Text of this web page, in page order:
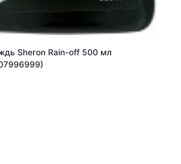
Sheron Rain-off 500 мл